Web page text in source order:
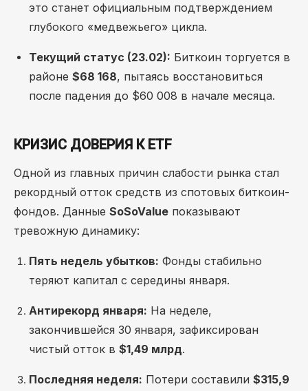
это станет официальным подтверждением
глубокого «медвежьего» цикла.
Текущий статус (23.02): Биткоин торгуется в
районе $68 168, пытаясь восстановиться
после падения до $60 008 в начале месяца.
КРИЗИС ДОВЕРИЯ К ETF
Одной из главных причин слабости рынка стал
рекордный отток средств из спотовых биткоин-
фондов. Данные SoSoValue показывают
тревожную динамику:
Пять недель убытков: Фонды стабильно
теряют капитал с середины января.
Антирекорд января: На неделе,
закончившейся 30 января, зафиксирован
чистый отток в $1,49 млрд.
Последняя неделя: Потери составили $315,9